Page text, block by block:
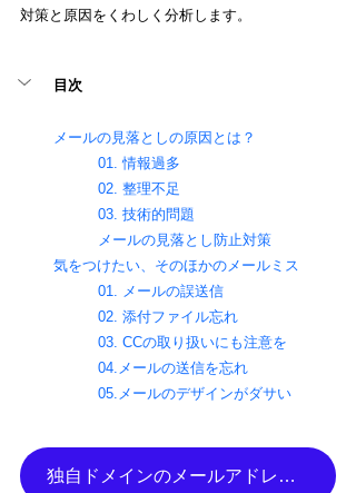
対策と原因をくわしく分析します。
目次
メールの見落としの原因とは？
01. 情報過多
02. 整理不足
03. 技術的問題
メールの見落とし防止対策
気をつけたい、そのほかのメールミス
01. メールの誤送信
02. 添付ファイル忘れ
03. CCの取り扱いにも注意を
04.メールの送信を忘れ
05.メールのデザインがダサい
独自ドメインのメールアドレスを作成